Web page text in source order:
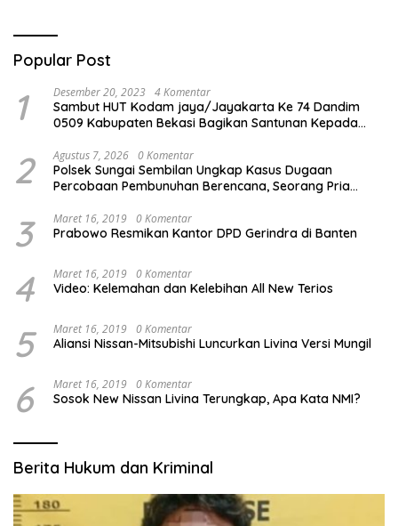
Popular Post
1 Desember 20, 2023 4 Komentar
Sambut HUT Kodam jaya/Jayakarta Ke 74 Dandim
0509 Kabupaten Bekasi Bagikan Santunan Kepada
2 Agustus 7, 2026 0 Komentar
Polsek Sungai Sembilan Ungkap Kasus Dugaan
Percobaan Pembunuhan Berencana, Seorang Pria
3 Maret 16, 2019 0 Komentar
Prabowo Resmikan Kantor DPD Gerindra di Banten
4 Maret 16, 2019 0 Komentar
Video: Kelemahan dan Kelebihan All New Terios
5 Maret 16, 2019 0 Komentar
Aliansi Nissan-Mitsubishi Luncurkan Livina Versi Mungil
6 Maret 16, 2019 0 Komentar
Sosok New Nissan Livina Terungkap, Apa Kata NMI?
Berita Hukum dan Kriminal